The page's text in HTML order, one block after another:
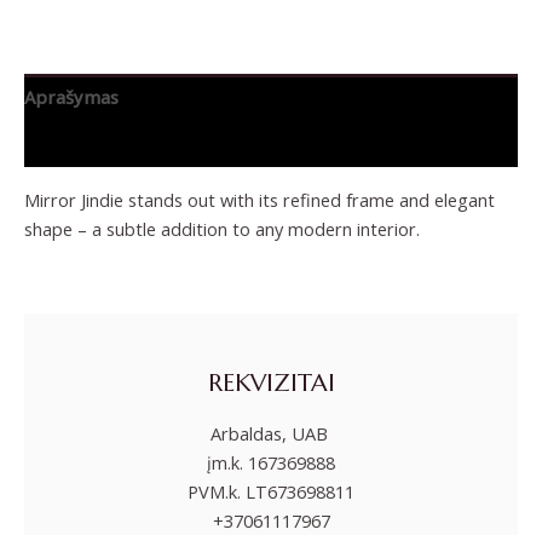
Aprašymas
Mirror Jindie stands out with its refined frame and elegant
shape – a subtle addition to any modern interior.
REKVIZITAI
Arbaldas, UAB
įm.k. 167369888
PVM.k. LT673698811
+37061117967